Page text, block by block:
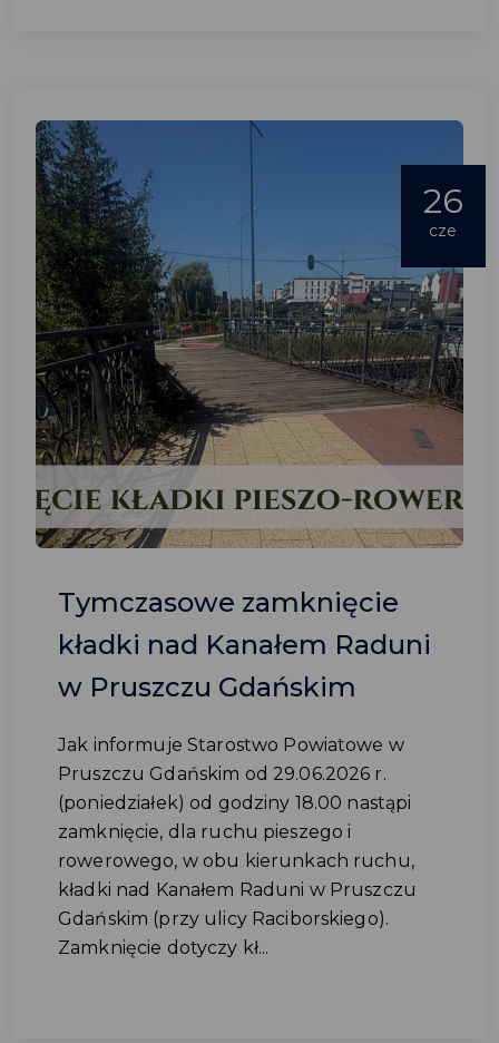
26
cze
Tymczasowe zamknięcie
kładki nad Kanałem Raduni
w Pruszczu Gdańskim
Jak informuje Starostwo Powiatowe w
Pruszczu Gdańskim od 29.06.2026 r.
(poniedziałek) od godziny 18.00 nastąpi
zamknięcie, dla ruchu pieszego i
rowerowego, w obu kierunkach ruchu,
kładki nad Kanałem Raduni w Pruszczu
Gdańskim (przy ulicy Raciborskiego).
Zamknięcie dotyczy kł...